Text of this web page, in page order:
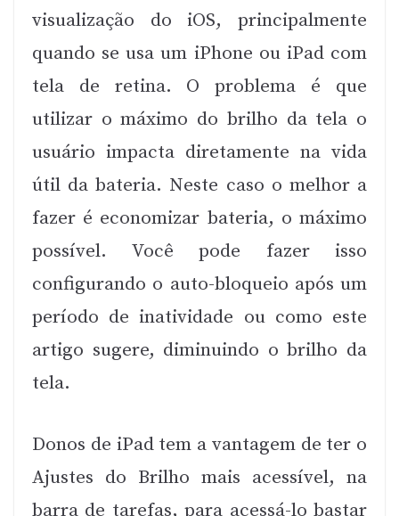
visualização do iOS, principalmente
quando se usa um iPhone ou iPad com
tela de retina. O problema é que
utilizar o máximo do brilho da tela o
usuário impacta diretamente na vida
útil da bateria. Neste caso o melhor a
fazer é economizar bateria, o máximo
possível. Você pode fazer isso
configurando o auto-bloqueio após um
período de inatividade ou como este
artigo sugere, diminuindo o brilho da
tela.
Donos de iPad tem a vantagem de ter o
Ajustes do Brilho mais acessível, na
barra de tarefas, para acessá-lo bastar